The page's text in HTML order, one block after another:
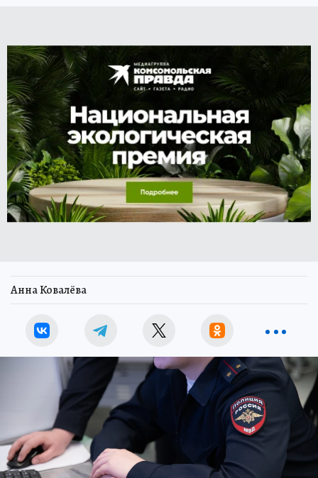
Анна Ковалёва